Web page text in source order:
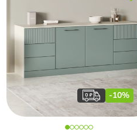
-10%